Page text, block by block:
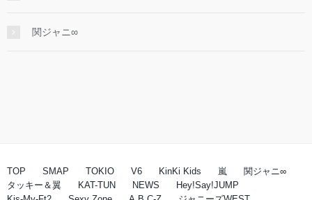
関ジャニ∞
TOP SMAP TOKIO V6 KinKi Kids 嵐
関ジャニ∞
タッキー＆翼
KAT-TUN NEWS
Hey!Say!JUMP